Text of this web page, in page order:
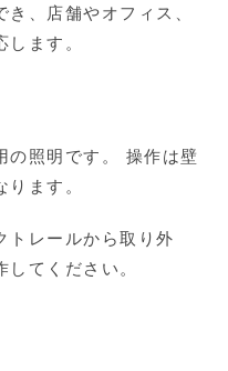
、店舗やオフィス、
ます。
の照明です。 操作は壁
ます。
トレールから取り外
てください。